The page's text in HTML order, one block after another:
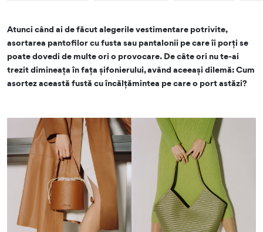
Atunci când ai de făcut alegerile vestimentare potrivite,
asortarea pantofilor cu fusta sau pantalonii pe care îi porți se
poate dovedi de multe ori o provocare. De câte ori nu te-ai
trezit dimineața în fața șifonierului, având aceeași dilemă: Cum
asortez această fustă cu încălțămintea pe care o port astăzi?